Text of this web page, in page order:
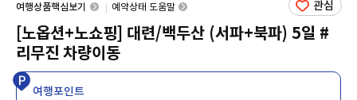
여행상품핵심보기 예약상태 도움말
[노옵션+노쇼핑] 대련/백두산 (서파+북파) 5일 #
리무진 차량이동
여행포인트
관심